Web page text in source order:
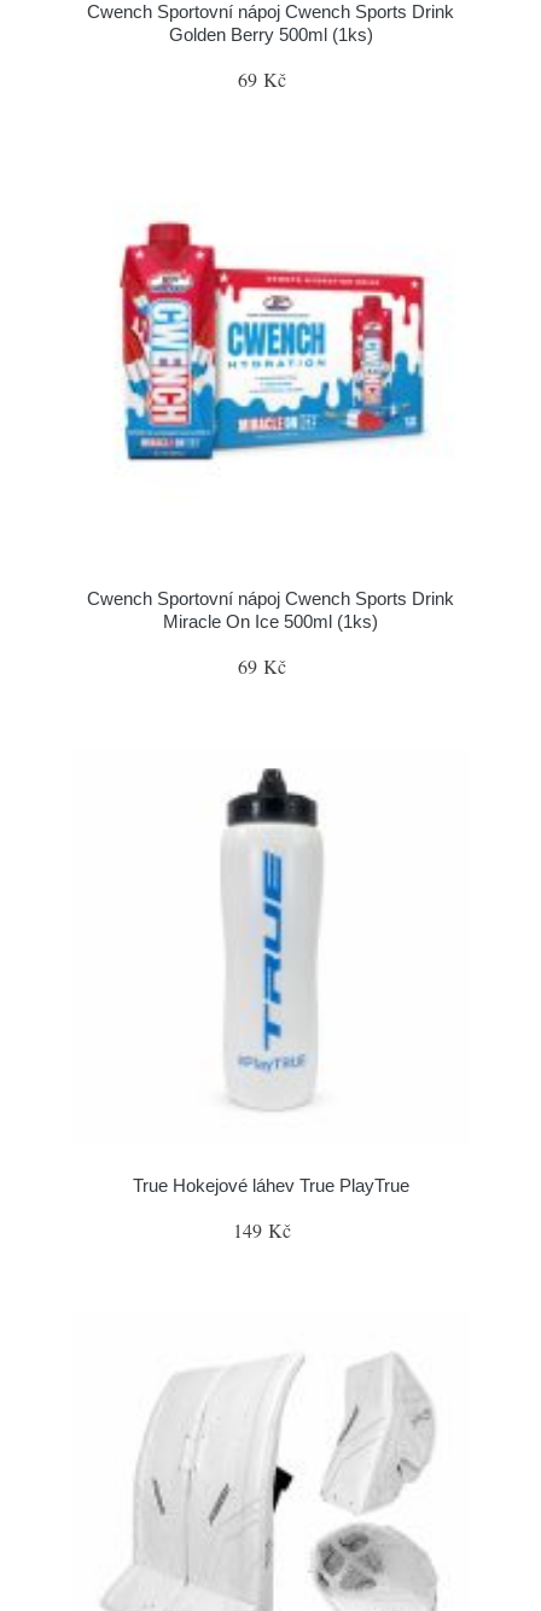
Cwench Sportovní nápoj Cwench Sports Drink
Golden Berry 500ml (1ks)
69 Kč
Cwench Sportovní nápoj Cwench Sports Drink
Miracle On Ice 500ml (1ks)
69 Kč
True Hokejové láhev True PlayTrue
149 Kč